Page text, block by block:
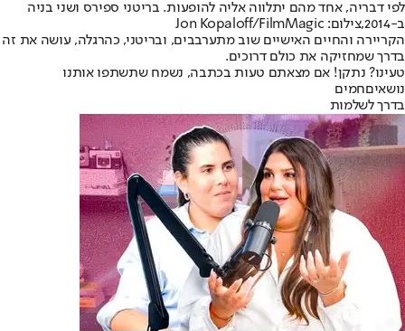
לפי דבריה, אחד מהם יתלווה אליה להופעות. בריטני ספירס ושני בניה
ב-2014,צילום: Jon Kopaloff/FilmMagic
הקריירה והחיים האישיים שוב מתערבבים, ובריטני, כהרגלה, עושה את זה
בדרך שמחזיקה את כולם דרוכים.
טעינו? נתקן! אם מצאתם טעות בכתבה, נשמח שתשתפו אותנו
נושאיםחמים
בדרך לשלמות